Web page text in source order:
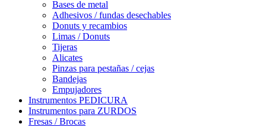
Bases de metal
Adhesivos / fundas desechables
Donuts y recambios
Limas / Donuts
Tijeras
Alicates
Pinzas para pestañas / cejas
Bandejas
Empujadores
Instrumentos PEDICURA
Instrumentos para ZURDOS
Fresas / Brocas